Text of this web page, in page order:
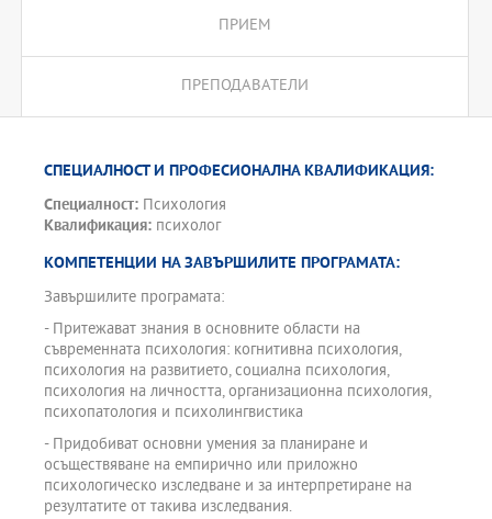
ПРИЕМ
ПРЕПОДАВАТЕЛИ
СПЕЦИАЛНОСТ И ПРОФЕСИОНАЛНА КВАЛИФИКАЦИЯ:
Специалност: Психология
Квалификация: психолог
КОМПЕТЕНЦИИ НА ЗАВЪРШИЛИТЕ ПРОГРАМАТА:
Завършилите програмата:
- Притежават знания в основните области на
съвременната психология: когнитивна психология,
психология на развитието, социална психология,
психология на личността, организационна психология,
психопатология и психолингвистика
- Придобиват основни умения за планиране и
осъществяване на емпирично или приложно
психологическо изследване и за интерпретиране на
резултатите от такива изследвания.